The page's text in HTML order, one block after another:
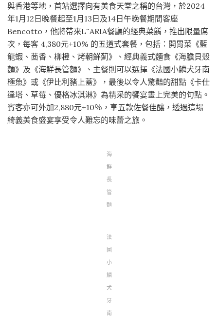
與香港等地，首站選擇向有美食天堂之稱的台灣，於2024
年1月12日晚餐起至1月13日及14日午晚餐期間客座
Bencotto，他將帶來L˜ARIA餐廳的經典菜餚，推出限量席
次，每客 4,380元+10% 的五道式套餐，包括：開胃菜《藍
龍蝦、茴香、柳橙、烤朝鮮薊》、經典義式麵食《海膽貝殼
麵》及《海鮮長管麵》、主餐則可以選擇《法國小鱗犬牙南
極魚》或《伊比利豬上蓋》，最後以令人驚豔的甜點《卡仕
達塔、草莓、優格冰淇淋》為精采的饗宴畫上完美的句點。
賓客亦可外加2,880元+10％，享五款佐餐佳釀，透過這場
綺義美食盛宴享受令人難忘的味蕾之旅。
海
鮮
長
管
麵
法
國
小
鱗
犬
牙
南